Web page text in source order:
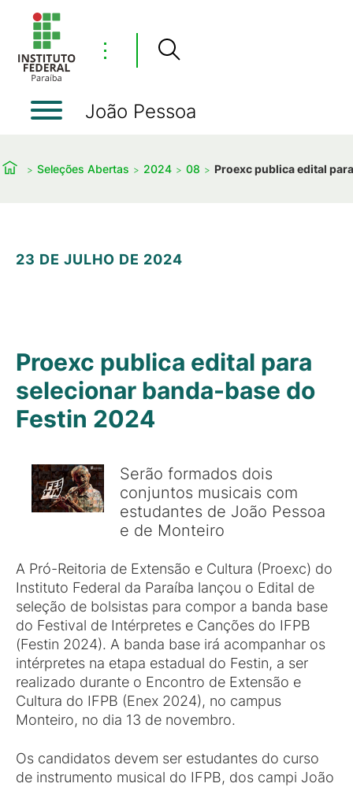
⋮
João Pessoa
Seleções Abertas 2024 08 Proexc publica edital
23 DE JULHO DE 2024
Proexc publica edital para
selecionar banda-base do
Festin 2024
Serão formados dois
conjuntos musicais com
estudantes de João Pessoa
e de Monteiro
A Pró-Reitoria de Extensão e Cultura (Proexc) do
Instituto Federal da Paraíba lançou o Edital de
seleção de bolsistas para compor a banda base
do Festival de Intérpretes e Canções do IFPB
(Festin 2024). A banda base irá acompanhar os
intérpretes na etapa estadual do Festin, a ser
realizado durante o Encontro de Extensão e
Cultura do IFPB (Enex 2024), no campus
Monteiro, no dia 13 de novembro.
Os candidatos devem ser estudantes do curso
de instrumento musical do IFPB, dos campi João